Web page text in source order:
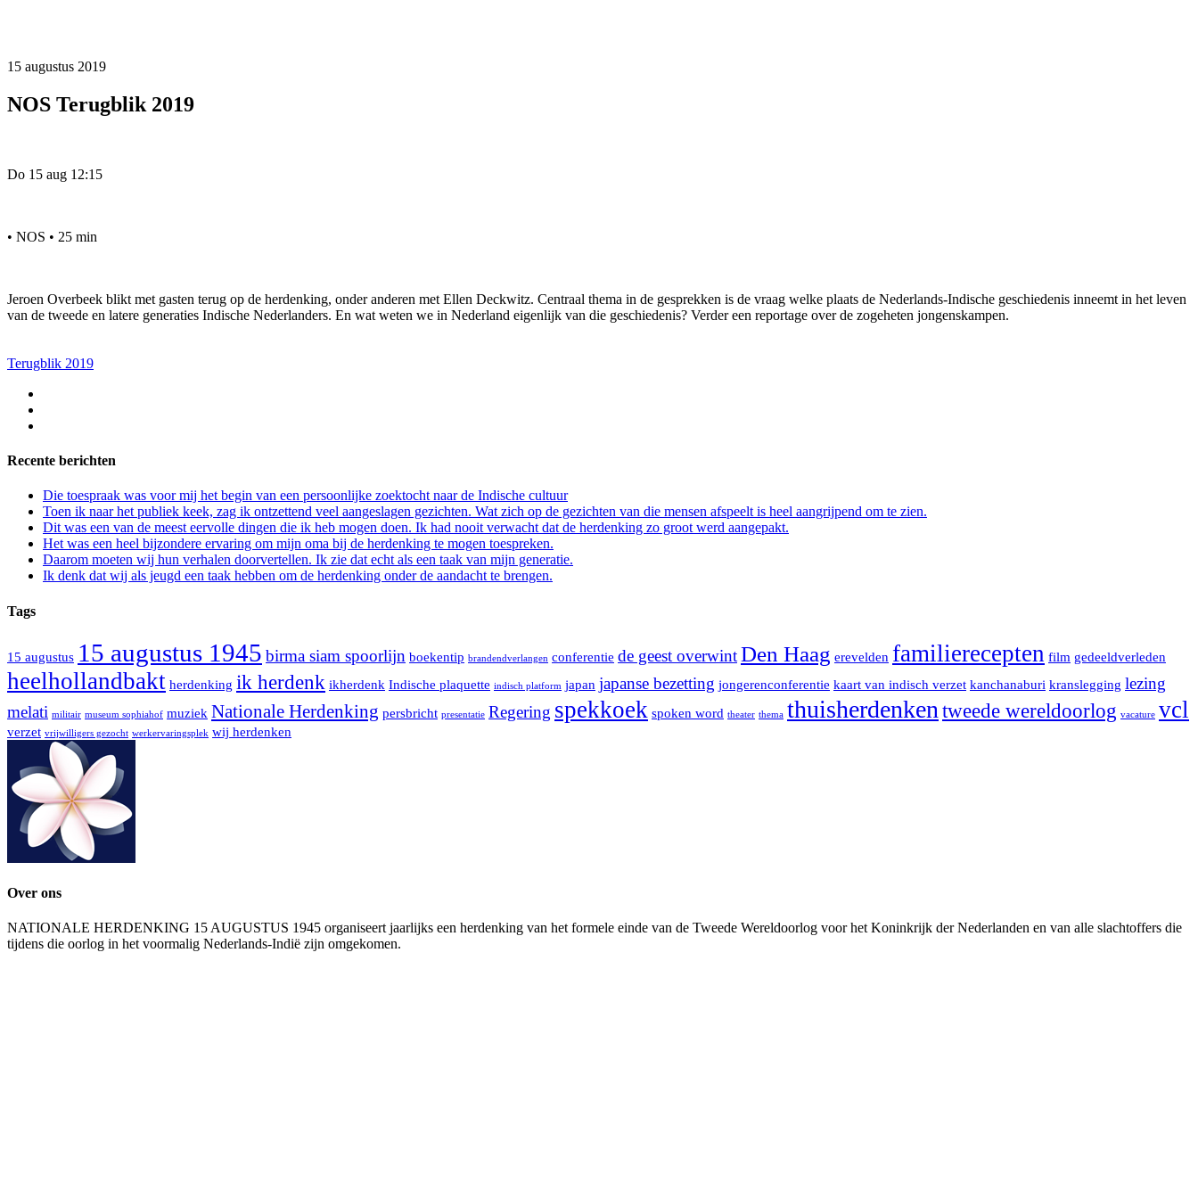
15 augustus 2019
NOS Terugblik 2019
Do 15 aug 12:15
• NOS • 25 min
Jeroen Overbeek blikt met gasten terug op de herdenking, onder anderen met Ellen Deckwitz. Centraal thema in de gesprekken is de vraag welke plaats de Nederlands-Indische geschiedenis inneemt in het leven
van de tweede en latere generaties Indische Nederlanders. En wat weten we in Nederland eigenlijk van die geschiedenis? Verder een reportage over de zogeheten jongenskampen.
Terugblik 2019
Recente berichten
Die toespraak was voor mij het begin van een persoonlijke zoektocht naar de Indische cultuur
Toen ik naar het publiek keek, zag ik ontzettend veel aangeslagen gezichten. Wat zich op de gezichten van die mensen afspeelt is heel aangrijpend om te zien.
Dit was een van de meest eervolle dingen die ik heb mogen doen. Ik had nooit verwacht dat de herdenking zo groot werd aangepakt.
Het was een heel bijzondere ervaring om mijn oma bij de herdenking te mogen toespreken.
Daarom moeten wij hun verhalen doorvertellen. Ik zie dat echt als een taak van mijn generatie.
Ik denk dat wij als jeugd een taak hebben om de herdenking onder de aandacht te brengen.
Tags
15 augustus 15 augustus 1945 birma siam spoorlijn boekentip brandendverlangen conferentie de geest overwintDen Haag erevelden familierecepten film gedeeldverleden
heelhollandbakt herdenking ik herdenk ikherdenk Indische plaquette indisch platform japan japanse bezetting jongerenconferentie kaart van indisch verzet kanchanaburi kranslegging lezing
melati militair museum sophiahof muziek Nationale Herdenking persbricht presentatie Regering spekkoek spoken word theater thema thuisherdenken tweede wereldoorlog vacature vcl
verzet vrijwilligers gezocht werkervaringsplek wij herdenken
Over ons
NATIONALE HERDENKING 15 AUGUSTUS 1945 organiseert jaarlijks een herdenking van het formele einde van de Tweede Wereldoorlog voor het Koninkrijk der Nederlanden en van alle slachtoffers die
tijdens die oorlog in het voormalig Nederlands-Indië zijn omgekomen.